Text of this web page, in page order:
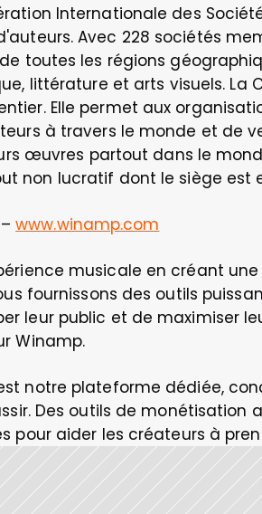
Internationale des
Avec 228 sociétés
toutes les régions
littérature et arts visuels. La
Elle permet aux
à travers le monde et de
œuvres partout dans le
non lucratif dont le siège est
– www.winamp.com
musicale en créant
fournissons des outils
leur public et de maximiser
Winamp.
notre plateforme dédiée,
Des outils de
pour aider les créateurs à